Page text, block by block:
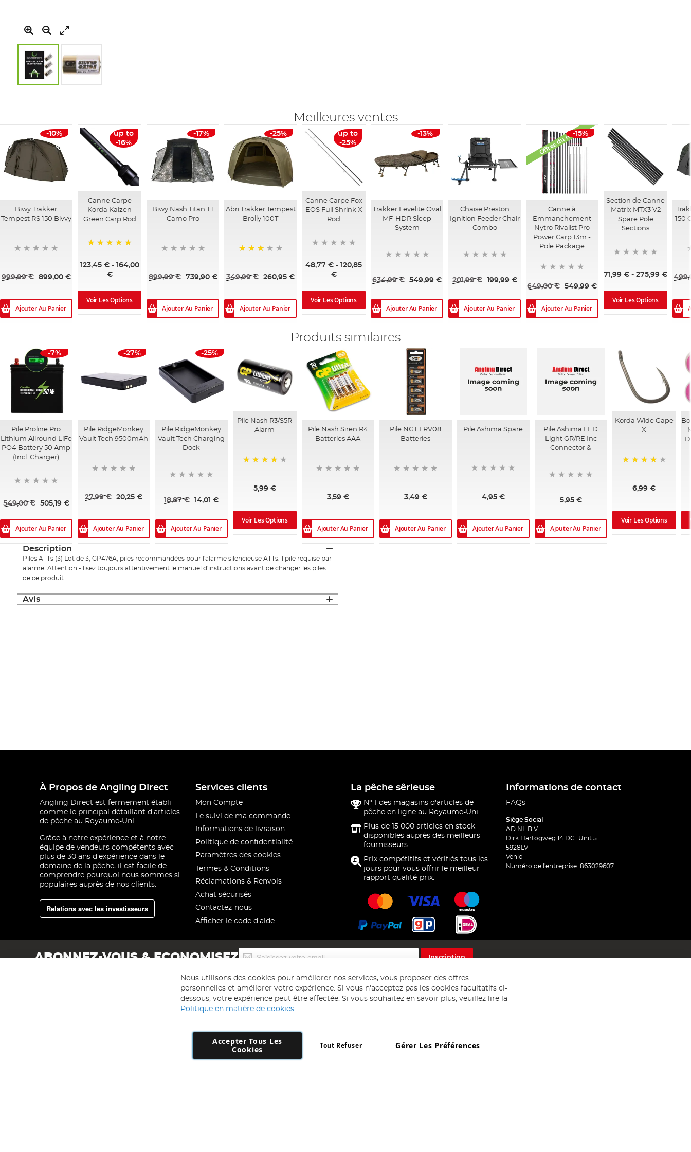
the
images
gallery
Meilleures ventes
-10%
Biwy Trakker
Tempest RS 150 Bivvy
999,99 € 899,00 €
Ajouter Au Panier
up to
-16%
Canne Carpe
Korda Kaizen
Green Carp Rod
123,45 €- 164,00
€
Voir Les Options
-17%
Biwy Nash Titan T1
Camo Pro
899,99 € 739,90 €
Ajouter Au Panier
-25%
Abri Trakker Tempest
Brolly 100T
349,99 € 260,95 €
Ajouter Au Panier
up to
-25%
Canne Carpe Fox
EOS Full Shrink X
Rod
48,77 € -120,85
€
Voir Les Options
-13%
Trakker Levelite Oval
MF-HDR Sleep
System
634,99 € 549,99 €
Ajouter Au Panier
Chaise Preston
Ignition Feeder Chair
Combo
201,99 € 199,99 €
Ajouter Au Panier
Offres du mois-15%
Canne à
Emmanchement
Nytro Rivalist Pro
Power Carp 13m -
Pole Package
649,00 € 549,99 €
Ajouter Au Panier
Section de Canne
Matrix MTX3 V2
Spare Pole
Sections
71,99 € -275,99 €
Voir Les Options
150
Produits similaires
-7%
Pile Proline Pro
Lithium Allround LiFe
PO4 Battery 50 Amp
(Incl. Charger)
549,00 € 505,19 €
Ajouter Au Panier
-27%
Pile RidgeMonkey
Vault Tech 9500mAh
27,99 € 20,25 €
Ajouter Au Panier
-25%
Pile RidgeMonkey
Vault Tech Charging
Dock
18,87 € 14,01 €
Ajouter Au Panier
Pile Nash R3/S5R
Alarm
5,99 €
Voir Les Options
Pile Nash Siren R4
Batteries AAA
3,59 €
Ajouter Au Panier
Pile NGT LRV08
Batteries
3,49 €
Ajouter Au Panier
Pile Ashima Spare
4,95 €
Ajouter Au Panier
Pile Ashima LED
Light GR/RE Inc
Connector &
5,95 €
Ajouter Au Panier
Korda Wide Gape
X
6,99 €
Voir Les Options
Description
Piles ATTs (3) Lot de 3, GP476A, piles recommandées pour l'alarme silencieuse ATTs. 1 pile requise par
alarme. Attention - lisez toujours attentivement le manuel d'instructions avant de changer les piles
de ce produit.
Avis
À Propos de Angling Direct
Angling Direct est fermement établi
comme le principal détaillant d'articles
de pêche au Royaume-Uni.
Grâce à notre expérience et à notre
équipe de vendeurs compétents avec
plus de 30 ans d'expérience dans le
domaine de la pêche, il est facile de
comprendre pourquoi nous sommes si
populaires auprès de nos clients.
Relations avec les investisseurs
Services clients
Mon Compte
Le suivi de ma commande
Informations de livraison
Politique de confidentialité
Paramètres des cookies
Termes & Conditions
Réclamations & Renvois
Achat sécurisés
Contactez-nous
Afficher le code d'aide
La pêche sêrieuse
N° 1 des magasins d'articles de
pêche en ligne au Royaume-Uni.
Plus de 15 000 articles en stock
disponibles auprès des meilleurs
fournisseurs.
Prix compétitifs et vérifiés tous les
jours pour vous offrir le meilleur
rapport qualité-prix.
Informations de contact
FAQs
Siège Social
AD NL B.V
Dirk Hartogweg 14 DC1 Unit 5
5928LV
Venlo
Numéro de l'entreprise: 863029607
ABONNEZ-VOUS & ECONOMISEZ
lettre
d’information
:
Inscription
Copyright 1997 - 2026AD NL B.V . Tous droits réservés.
Nous utilisons des cookies pour améliorer nos services, vous proposer des offres
personnelles et améliorer votre expérience. Si vous n'acceptez pas les cookies facultatifs ci-
dessous, votre expérience peut être affectée. Si vous souhaitez en savoir plus, veuillez lire la
Politique en matière de cookies
Accepter Tous Les
Cookies
Gérer Les Préférences
Tout Refuser